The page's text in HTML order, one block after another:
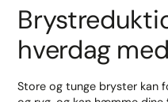
hverdag
Store og tunge bryster kan